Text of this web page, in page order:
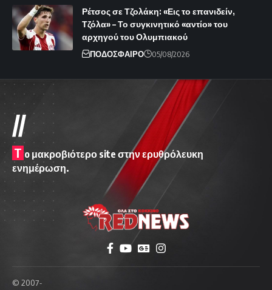
Ρέτσος σε Τζολάκη: «Εις το επανιδείν,
Τζόλα» – Το συγκινητικό «αντίο» του
αρχηγού του Ολυμπιακού
ΠΟΔΟΣΦΑΙΡΟ 05/08/2026
//
T o μακροβιότερο site στην ερυθρόλευκη
ενημέρωση.
© 2007-